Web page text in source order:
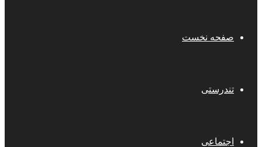
صفحه نخست
تندرستی
اجتماعی